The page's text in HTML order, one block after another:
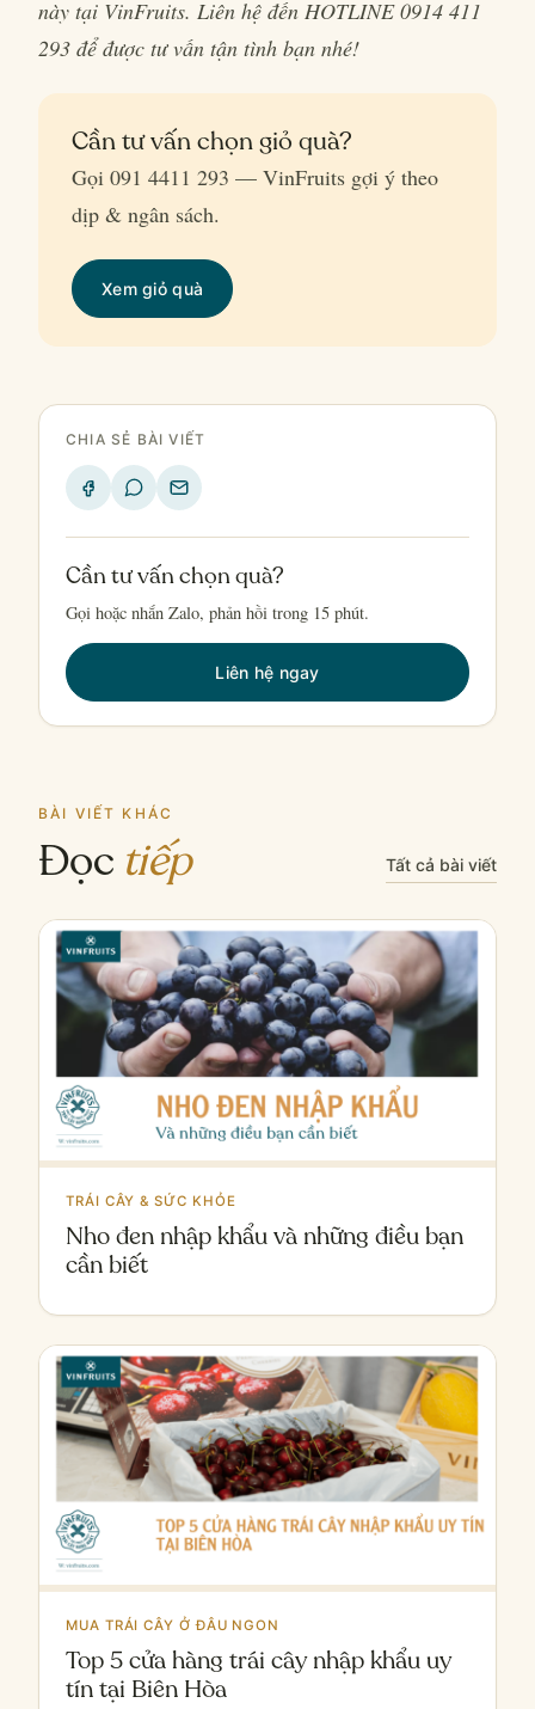
này tại VinFruits. Liên hệ đến HOTLINE 0914 411
293 để được tư vấn tận tình bạn nhé!
Cần tư vấn chọn giỏ quà?
Gọi 091 4411 293 — VinFruits gợi ý theo
dịp & ngân sách.
Xem giỏ quà
CHIA SẺ BÀI VIẾT
Cần tư vấn chọn quà?
Gọi hoặc nhắn Zalo, phản hồi trong 15 phút.
Liên hệ ngay
BÀI VIẾT KHÁC
Đọc tiếp Tất cả bài viết
TRÁI CÂY & SỨC KHỎE
Nho đen nhập khẩu và những điều bạn
cần biết
MUA TRÁI CÂY Ở ĐÂU NGON
Top 5 cửa hàng trái cây nhập khẩu uy
tín tại Biên Hòa